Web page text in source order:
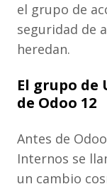
el grupo de
seguridad de
heredan.
El grupo
de Odoo 12
Antes de
Internos se
un cambio